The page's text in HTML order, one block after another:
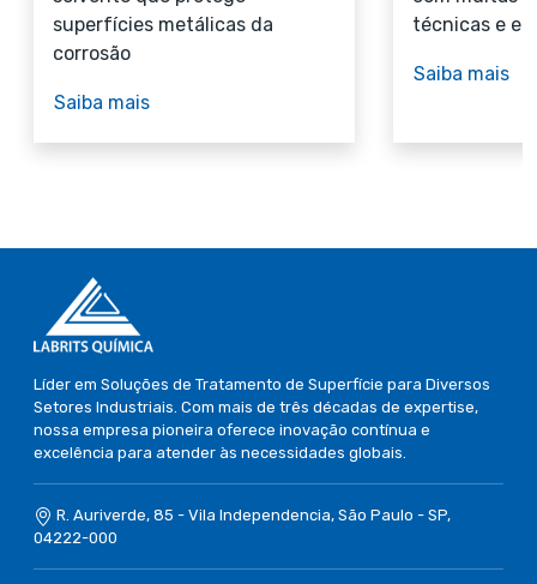
superfícies metálicas da
corrosão
Saiba mais
técnicas e
Saiba mais
Líder em Soluções de Tratamento de Superfície para Diversos
Setores Industriais. Com mais de três décadas de expertise,
nossa empresa pioneira oferece inovação contínua e
excelência para atender às necessidades globais.
R. Auriverde, 85 - Vila Independencia, São Paulo - SP,
04222-000